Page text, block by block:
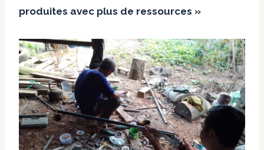
produites avec plus de ressources »